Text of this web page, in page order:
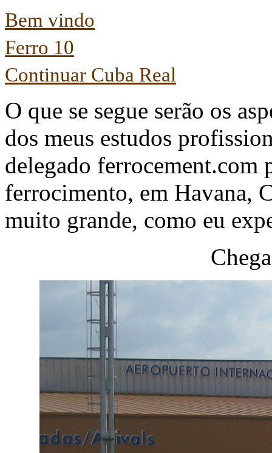
Bem vindo
Ferro 10
Continuar Cuba Real
O que se segue serão os
dos meus estudos
delegado ferrocement.com
ferrocimento, em Havana,
muito grande, como eu